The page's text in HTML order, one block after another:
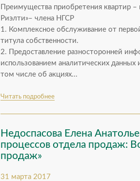
Преимущества приобретения квартир
Риэлти»– члена НГСР
1. Комплексное обслуживание от
титула собственности.
2. Предоставление разносторонней
использованием аналитических
том числе об акциях...
Читать подробнее
Недоспасова Елена
процессов отдела продаж:
продаж»
31 марта 2017